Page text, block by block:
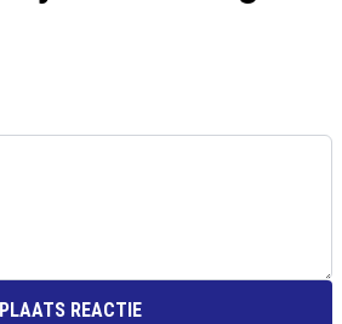
PLAATS REACTIE